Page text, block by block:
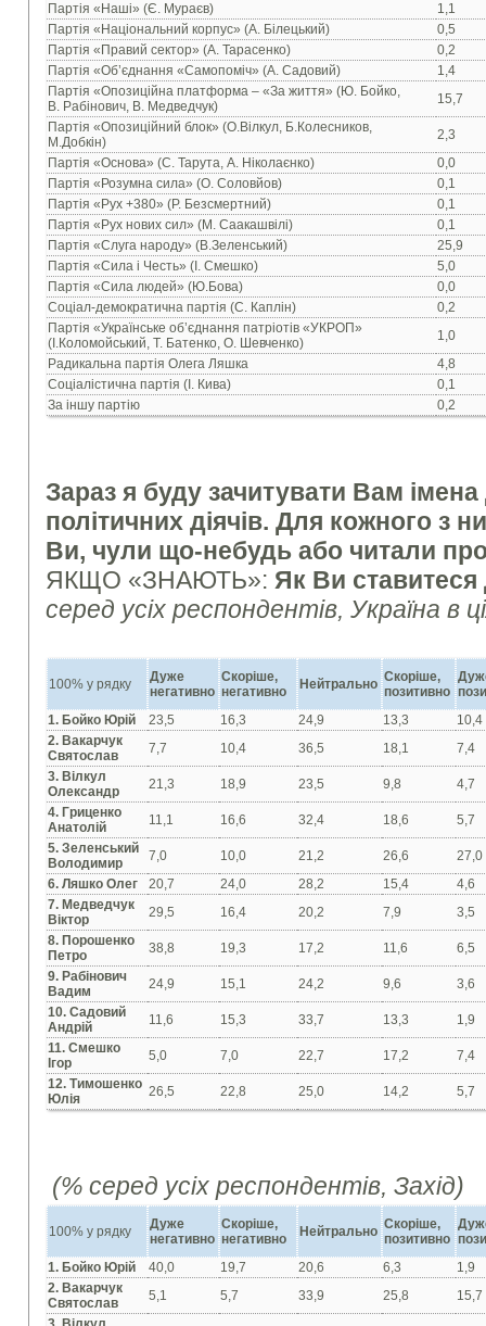
Партія «Наші» (Є. Мураєв)
1,1
Партія «Національний корпус» (А. Білецький)
0,5
Партія «Правий сектор» (А. Тарасенко)
0,2
Партія «Об’єднання «Самопоміч» (А. Садовий)
1,4
Партія «Опозиційна платформа – «За життя» (Ю. Бойко,
В. Рабінович, В. Медведчук)
15,7
Партія «Опозиційний блок» (О.Вілкул, Б.Колесников,
М.Добкін)
2,3
Партія «Основа» (С. Тарута, А. Ніколаєнко)
0,0
Партія «Розумна сила» (О. Соловйов)
0,1
Партія «Рух +380» (Р. Безсмертний)
0,1
Партія «Рух нових сил» (М. Саакашвілі)
0,1
Партія «Слуга народу» (В.Зеленський)
25,9
Партія «Сила і Честь» (І. Смешко)
5,0
Партія «Сила людей» (Ю.Бова)
0,0
Соціал-демократична партія (С. Каплін)
0,2
Партія «Українське об’єднання патріотів «УКРОП»
(І.Коломойський, Т. Батенко, О. Шевченко)
1,0
Радикальна партія Олега Ляшка
4,8
Соціалістична партія (І. Кива)
0,1
За іншу партію
0,2
Зараз я буду зачитувати Вам
політичних діячів. Для кожного з
Ви, чули що-небудь або читали
ЯКЩО «ЗНАЮТЬ»: Як Ви
серед усіх респондентів, Україна в
100% у рядку
Дуже
негативно
Скоріше,
негативно
Нейтрально Скоріше,
позитивно
1. Бойко Юрій
23,5 16,3 24,9 13,3
10,4
2. Вакарчук
Святослав
7,7 10,4 36,5 18,1
7,4
3. Вілкул
Олександр
21,3 18,9 23,5 9,8
4,7
4. Гриценко
Анатолій
11,1 16,6 32,4 18,6
5,7
5. Зеленський
Володимир
7,0 10,0 21,2 26,6
27,0
6. Ляшко Олег
20,7 24,0 28,2 15,4
4,6
7. Медведчук
Віктор
29,5 16,4 20,2 7,9
3,5
8. Порошенко
Петро
38,8 19,3 17,2 11,6
6,5
9. Рабінович
Вадим
24,9 15,1 24,2 9,6
3,6
10. Садовий
Андрій
11,6 15,3 33,7 13,3
1,9
11. Смешко
Ігор
5,0 7,0 22,7 17,2
7,4
12. Тимошенко
Юлія
26,5 22,8 25,0 14,2 5,7
(% серед усіх респондентів, Захід)
100% у рядку
Дуже
негативно
Скоріше,
негативно
Нейтрально Скоріше,
позитивно
1. Бойко Юрій
40,0 19,7 20,6 6,3
1,9
2. Вакарчук
Святослав
5,1 5,7 33,9 25,8
15,7